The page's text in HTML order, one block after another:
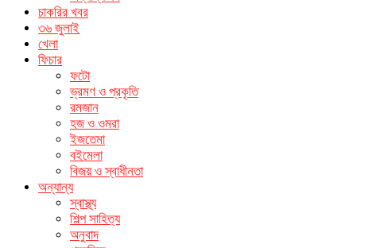
চাকরির খবর
৩৬ জুলাই
খেলা
ফিচার
ফটো
ভ্রমণ ও প্রকৃতি
রমজান
হজ ও ওমরা
ইজতেমা
বইমেলা
বিজয় ও স্বাধীনতা
অন্যান্য
স্বাস্থ্য
শিল্প সাহিত্য
অনুবাদ